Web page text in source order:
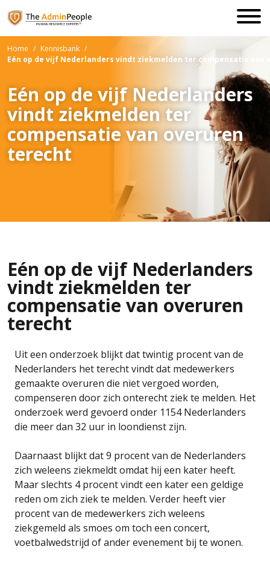
Home / Kennisbank /
Eén op de vijf Nederlanders vindt ziekmelden ter compensatie van
Eén op de vijf Nederlanders
vindt ziekmelden ter
compensatie van overuren
terecht
Eén op de vijf Nederlanders
vindt ziekmelden ter
compensatie van overuren
terecht
Uit een onderzoek blijkt dat twintig procent van de
Nederlanders het terecht vindt dat medewerkers
gemaakte overuren die niet vergoed worden,
compenseren door zich onterecht ziek te melden. Het
onderzoek werd gevoerd onder 1154 Nederlanders
die meer dan 32 uur in loondienst zijn.
Daarnaast blijkt dat 9 procent van de Nederlanders
zich weleens ziekmeldt omdat hij een kater heeft.
Maar slechts 4 procent vindt een kater een geldige
reden om zich ziek te melden. Verder heeft vier
procent van de medewerkers zich weleens
ziekgemeld als smoes om toch een concert,
voetbalwedstrijd of ander evenement bij te wonen.